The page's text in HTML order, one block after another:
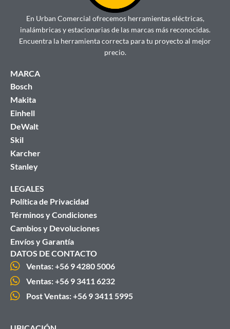
En Urban Comercial ofrecemos herramientas eléctricas,
inalámbricas y estacionarias de las marcas más reconocidas.
Encuentra la herramienta correcta para tu proyecto al mejor
precio.
MARCA
Bosch
Makita
Einhell
DeWalt
Skil
Karcher
Stanley
LEGALES
Política de Privacidad
Términos y Condiciones
Cambios y Devoluciones
Envíos y Garantía
DATOS DE CONTACTO
Ventas: +56 9 4280 5006
Ventas: +56 9 3411 6232
Post Ventas: +56 9 3411 5995